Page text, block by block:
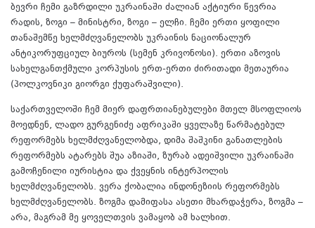
ბევრი ჩემი გაზრდილი უკრაინაში ძალიან აქტიური წევრია
რადის, ზოგი – მინისტრი, ზოგი – ელჩი. ჩემი ერთი ყოფილი
თანაშემწე ხელმძღვანელობს უკრაინის ნაციონალურ
ანტიკორუფციულ ბიუროს (სემენ კრივონოსი). ერთი აზოვის
სახელგანთქმული კორპუსის ერთ-ერთი ძირითადი მეთაურია
(პოლკოვნიკი გიორგი ქუფარაშვილი).
საქართველოში ჩემ მიერ დაფრთიანებულები მთელ მსოფლიოს
მოედნენ, ლადო გურგენიძე აფრიკაში ყველაზე წარმატებულ
რეფორმებს ხელმძღვანელობდა, დიმა შაშკინი განათლების
რეფორმებს ატარებს შუა აზიაში, ზურაბ ადეიშვილი უკრაინაში
გამოჩენილი იურისტია და ქვეყნის ინტერპოლის
ხელმძღვანელობს. ვერა ქობალია ინდონეზიის რეფორმებს
ხელმძღვანელობს. ზოგმა დამიფასა ასეთი მხარდაჭერა, ზოგმა –
არა, მაგრამ მე ყოველთვის ვამაყობ ამ ხალხით.